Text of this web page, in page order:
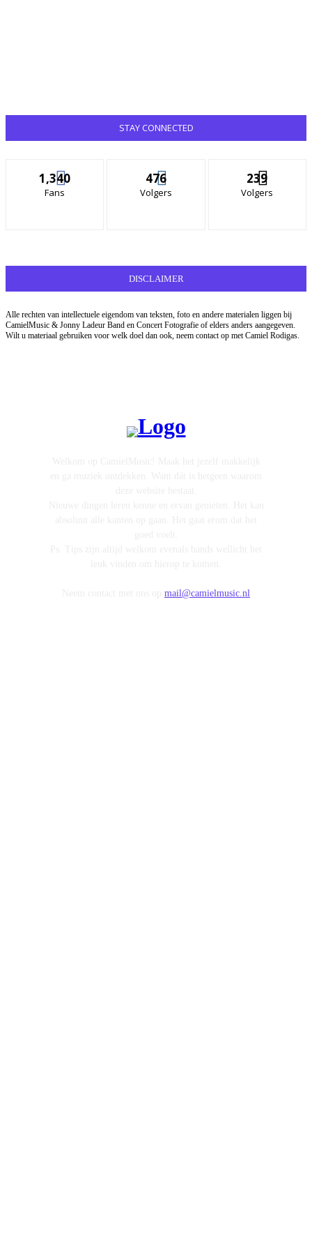
STAY CONNECTED
1,340
Fans
476
Volgers
239
Volgers
DISCLAIMER
Alle rechten van intellectuele eigendom van teksten, foto en andere materialen liggen bij
CamielMusic & Jonny Ladeur Band en Concert Fotografie of elders anders aangegeven.
Wilt u materiaal gebruiken voor welk doel dan ook, neem contact op met Camiel Rodigas.
mail@camielmusic.nl